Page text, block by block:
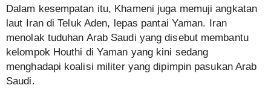
Dalam kesempatan itu, Khameni juga memuji angkatan
laut Iran di Teluk Aden, lepas pantai Yaman. Iran
menolak tuduhan Arab Saudi yang disebut membantu
kelompok Houthi di Yaman yang kini sedang
menghadapi koalisi militer yang dipimpin pasukan Arab
Saudi.